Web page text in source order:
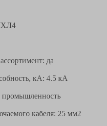
да
кA: 4.5 кА
промышленность
кабеля: 25 мм2